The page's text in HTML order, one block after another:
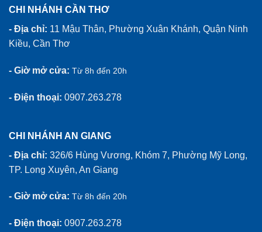
CHI NHÁNH CẦN THƠ
- Địa chỉ: 11 Mậu Thân, Phường Xuân Khánh, Quận Ninh
Kiều, Cần Thơ
- Giờ mở cửa: Từ 8h đến 20h
- Điện thoại: 0907.263.278
CHI NHÁNH AN GIANG
- Địa chỉ: 326/6 Hùng Vương, Khóm 7, Phường Mỹ Long,
TP. Long Xuyên, An Giang
- Giờ mở cửa: Từ 8h đến 20h
- Điện thoại: 0907.263.278